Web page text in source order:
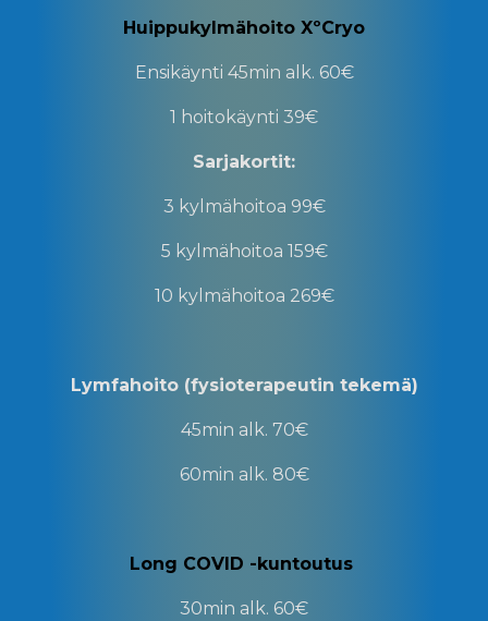
Huippukylmähoito XºCryo
Ensikäynti 45min alk. 60€
1 hoitokäynti 39€
Sarjakortit:
3 kylmähoitoa 99€
5 kylmähoitoa 159€
10 kylmähoitoa 269€
Lymfahoito (fysioterapeutin tekemä)
45min alk. 70€
60min alk. 80€
Long COVID -kuntoutus
30min alk. 60€